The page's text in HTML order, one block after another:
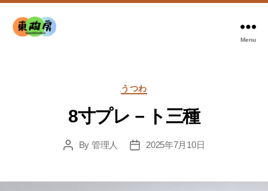
Menu
Categories
うつわ
8寸プレ－ト三種
PostBy 管理人
Post2025年7月10日